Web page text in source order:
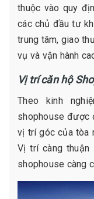
thuộc vào quy
các chủ đầu tư
trung tâm, giao
vụ và vận hành
Vị trí căn hộ
Theo kinh
shophouse được
vị trí góc của tòa
Vị trí càng
shophouse càng